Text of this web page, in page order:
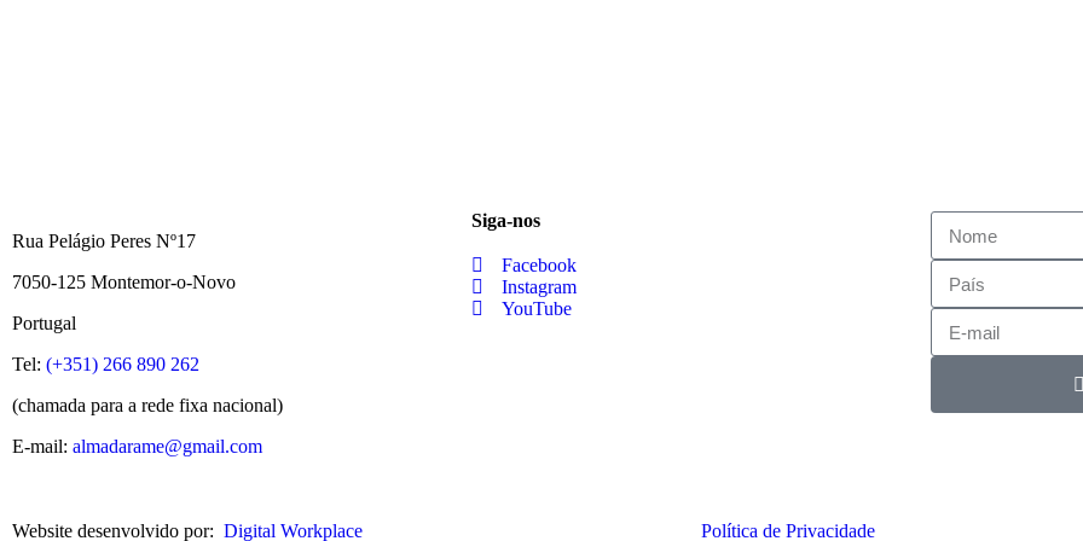
Rua Pelágio Peres Nº17
7050-125 Montemor-o-Novo
Portugal
Tel: (+351) 266 890 262
(chamada para a rede fixa nacional)
E-mail: almadarame@gmail.com
Siga-nos
Facebook
Instagram
YouTube
Website desenvolvido por: Digital Workplace Política de Privacidade